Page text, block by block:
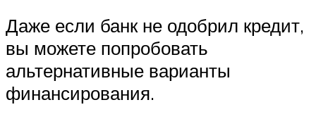
Даже если банк не одобрил кредит,
вы можете попробовать
альтернативные варианты
финансирования.